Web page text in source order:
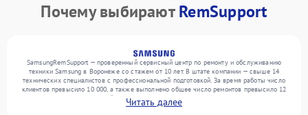
Почему выбираютRemSupport
SamsungRemSupport — проверенный сервисный центр по ремонту и обслуживанию
техники Samsung в Воронеже со стажем от 10 лет. В штате компании — свыше 14
технических специалистов с профессиональной подготовкой. За время работы число
клиентов превысило 10 000, а также выполнено общее число ремонтов превысило 12
000. Ежемесячно в сервисный центр поступает свыше 300 единиц техники, включая , ,
. Мы выполняем ремонт различного уровня сложности и гарантируем высокое
Читать далее